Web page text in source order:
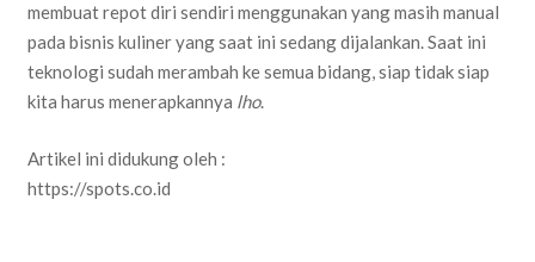
membuat repot diri sendiri menggunakan yang masih manual
pada bisnis kuliner yang saat ini sedang dijalankan. Saat ini
teknologi sudah merambah ke semua bidang, siap tidak siap
kita harus menerapkannya lho.
Artikel ini didukung oleh :
https://spots.co.id